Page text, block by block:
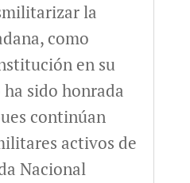
la
como
en su
sido honrada
continúan
activos de
Nacional